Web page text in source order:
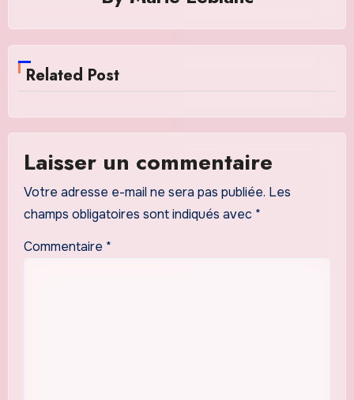
Related Post
Laisser un commentaire
Votre adresse e-mail ne sera pas publiée. Les
champs obligatoires sont indiqués avec *
Commentaire *